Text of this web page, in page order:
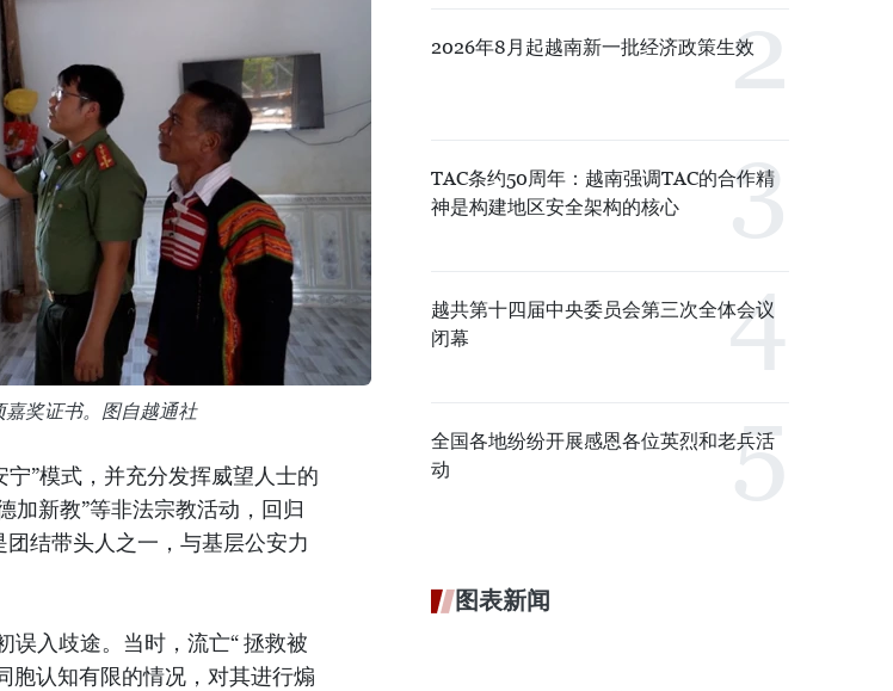
奖证书。图自越通社
”模式，并充分发挥威望人士的
加新教”等非法宗教活动，回归
结带头人之一，与基层公安力
误入歧途。当时，流亡“ 拯救被
胞认知有限的情况，对其进行煽
2026年8月起越南新一批经济政策生效
TAC条约50周年：越南强调TAC的合作精
神是构建地区安全架构的核心
越共第十四届中央委员会第三次全体会议
闭幕
全国各地纷纷开展感恩各位英烈和老兵活
动
图表新闻